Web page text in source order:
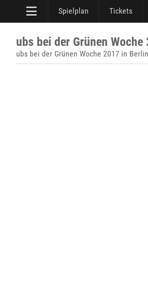
Spielplan Tickets
ubs bei der Grünen
ubs bei der Grünen Woche 2017 in